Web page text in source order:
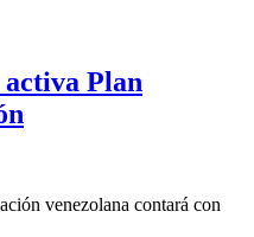
Plan
venezolana contará con